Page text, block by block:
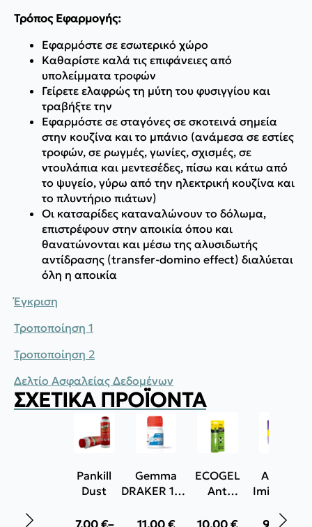
Τρόπος Εφαρμογής:
Εφαρμόστε σε εσωτερικό χώρο
Καθαρίστε καλά τις επιφάνειες από
υπολείμματα τροφών
Γείρετε ελαφρώς τη μύτη του φυσιγγίου και
τραβήξτε την
Εφαρμόστε σε σταγόνες σε σκοτεινά σημεία
στην κουζίνα και το μπάνιο (ανάμεσα σε εστίες
τροφών, σε ρωγμές, γωνίες, σχισμές, σε
ντουλάπια και μεντεσέδες, πίσω και κάτω από
το ψυγείο, γύρω από την ηλεκτρική κουζίνα και
το πλυντήριο πιάτων)
Οι κατσαρίδες καταναλώνουν το δόλωμα,
επιστρέφουν στην αποικία όπου και
θανατώνονται και μέσω της αλυσιδωτής
αντίδρασης (transfer-domino effect) διαλύεται
όλη η αποικία
Έγκριση
Τροποποίηση 1
Τροποποίηση 2
Δελτίο Ασφαλείας Δεδομένων
ΣΧΕΤΙΚΆ ΠΡΟΪΌΝΤΑ
Pankill
Dust
7,00 €–
Gemma
DRAKER 10.2
Εντομοκτόνο
11,00 €
ECOGEL
Ant
10,00€
Axiven
Imidasect
Gel για
9,50